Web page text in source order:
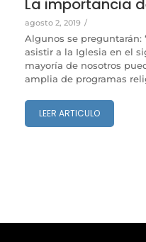
La importancia
agosto 2, 2019 /
Algunos se preguntarán:
asistir a la Iglesia en el
mayoría de nosotros
amplia de programas
LEER ARTICULO